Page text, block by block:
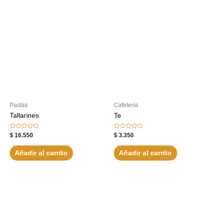
Pastas
Tallarines
Valorado
con
de
5
$ 16.550
Añadir al carrito
Cafetería
Te
Valorado
con
de
5
$ 3.350
Añadir al carrito